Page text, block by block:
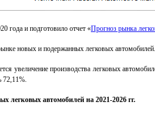
года и подготовило отчет «Прогноз рынка
новых и подержанных легковых
увеличение производства легковых
72,11%.
легковых автомобилей на 2021-2026 гг.